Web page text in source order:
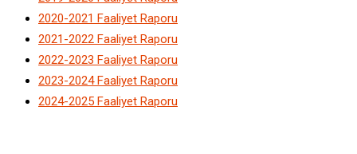
2020-2021 Faaliyet Raporu
2021-2022 Faaliyet Raporu
2022-2023 Faaliyet Raporu
2023-2024 Faaliyet Raporu
2024-2025 Faaliyet Raporu